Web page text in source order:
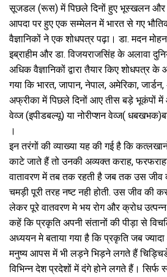
सूजडल (रूस) में पिछले दिनों हुए भूस्खलन और
आपदा पर हुए एक सम्मेलन में भारत से गए
वैज्ञानिकों ने एक शोधपत्र पढ़ा। डा. मदन
इब्राहीम और डा. विजयराजसिंह के अलावा
अधिक वैज्ञानिकों द्वारा तैयार किए शोधपत्र के
गया कि भारत, जापान, नेपाल, अमेरिका,
अफ्रीका में पिछले दिनों आए तीस बड़े भूकंपों
वेव्ज (इपीडबल्यू) या नोरीप्शन वेव्ज(
।
इन तरंगों की व्याख्या यह की गई है कि
काटे जाते हैं तो उनकी अव्यक्त कराह,
वातावरण में तब तक रहती है जब तक उस जीव
चमड़ी पूरी तरह नष्ट नही होती. उस जीव की
लेकर पूरे वातवरण मे भय रोग और क्रोध
कहें कि प्रकृति अपनी संतानों की पीड़ा से
अध्ययन मे बताया गया है कि प्रकृति जब ज्यादा
मनुष्य आपस में भी लड़ने भिड़ने लगते हैं
विभिन्न देश प्रदेशों में दंगे होने लगते हैं। सिर्फ